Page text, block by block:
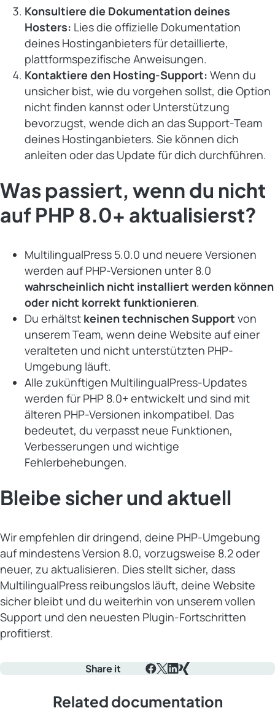
Konsultiere die Dokumentation deines
Hosters: Lies die offizielle Dokumentation
deines Hostinganbieters für detaillierte,
plattformspezifische Anweisungen.
Kontaktiere den Hosting-Support: Wenn du
unsicher bist, wie du vorgehen sollst, die Option
nicht finden kannst oder Unterstützung
bevorzugst, wende dich an das Support-Team
deines Hostinganbieters. Sie können dich
anleiten oder das Update für dich durchführen.
Was passiert, wenn du nicht
auf PHP 8.0+ aktualisierst?
MultilingualPress 5.0.0 und neuere Versionen
werden auf PHP-Versionen unter 8.0
wahrscheinlich nicht installiert werden können
oder nicht korrekt funktionieren.
Du erhältst keinen technischen Support von
unserem Team, wenn deine Website auf einer
veralteten und nicht unterstützten PHP-
Umgebung läuft.
Alle zukünftigen MultilingualPress-Updates
werden für PHP 8.0+ entwickelt und sind mit
älteren PHP-Versionen inkompatibel. Das
bedeutet, du verpasst neue Funktionen,
Verbesserungen und wichtige
Fehlerbehebungen.
Bleibe sicher und aktuell
Wir empfehlen dir dringend, deine PHP-Umgebung
auf mindestens Version 8.0, vorzugsweise 8.2 oder
neuer, zu aktualisieren. Dies stellt sicher, dass
MultilingualPress reibungslos läuft, deine Website
sicher bleibt und du weiterhin von unserem vollen
Support und den neuesten Plugin-Fortschritten
profitierst.
Share it
Related documentation